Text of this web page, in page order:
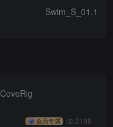
Swim_S_01.1
会员专属 2198